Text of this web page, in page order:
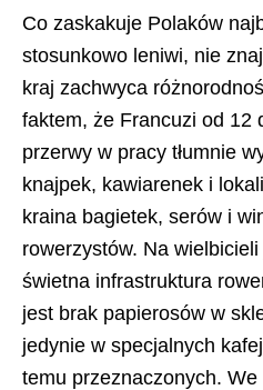
Co zaskakuje Polaków
stosunkowo leniwi, nie
kraj zachwyca
faktem, że Francuzi od 12
przerwy w pracy tłumnie
knajpek, kawiarenek i
kraina bagietek, serów i
rowerzystów. Na
świetna infrastruktura
jest brak papierosów w
jedynie w specjalnych
temu przeznaczonych.